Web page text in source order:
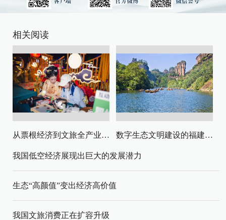
相关阅读
从票根经济到文旅全产业链升级 数字生态文明建设的福建路径与启示
我国低空经济展现出巨大的发展潜力
生态“高颜值”变出经济高价值
我国文旅消费正在扩容升级